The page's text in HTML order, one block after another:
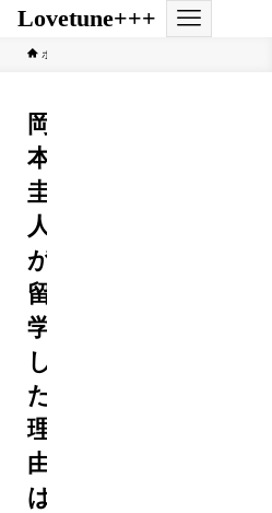
Lovetune+++
ホーム
岡
本
圭
人
が
留
学
し
た
理
由
は